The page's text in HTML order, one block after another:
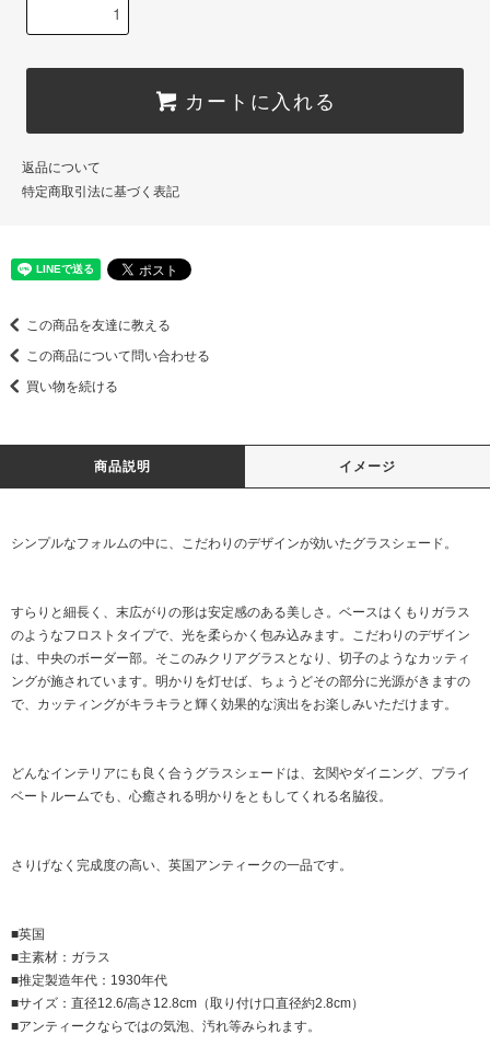
カートに入れる
返品について
特定商取引法に基づく表記
この商品を友達に教える
この商品について問い合わせる
買い物を続ける
商品説明 イメージ
シンプルなフォルムの中に、こだわりのデザインが効いたグラスシェード。
すらりと細長く、末広がりの形は安定感のある美しさ。ベースはくもりガラス
のようなフロストタイプで、光を柔らかく包み込みます。こだわりのデザイン
は、中央のボーダー部。そこのみクリアグラスとなり、切子のようなカッティ
ングが施されています。明かりを灯せば、ちょうどその部分に光源がきますの
で、カッティングがキラキラと輝く効果的な演出をお楽しみいただけます。
どんなインテリアにも良く合うグラスシェードは、玄関やダイニング、プライ
ベートルームでも、心癒される明かりをともしてくれる名脇役。
さりげなく完成度の高い、英国アンティークの一品です。
■英国
■主素材：ガラス
■推定製造年代：1930年代
■サイズ：直径12.6/高さ12.8cm（取り付け口直径約2.8cm）
■アンティークならではの気泡、汚れ等みられます。